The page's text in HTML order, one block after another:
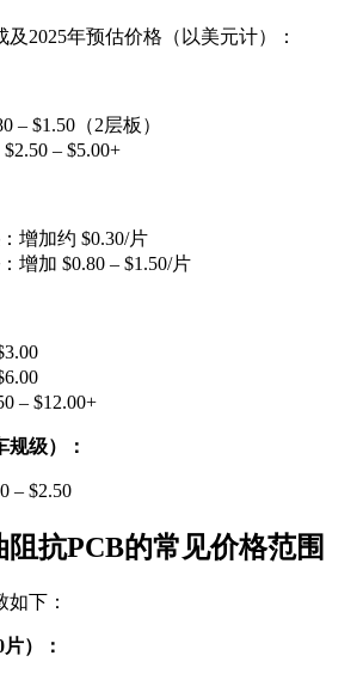
及2025年预估价格（以美元计）：
– $1.50（2层板）
– $5.00+
：增加约 $0.30/片
：增加 $0.80 – $1.50/片
– $12.00+
级）：
– $2.50
阻抗PCB的常见价格范围
下：
）：